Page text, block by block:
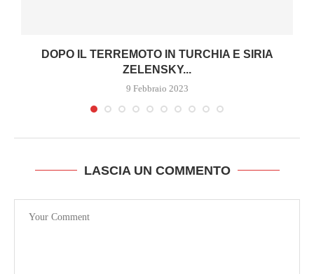
DOPO IL TERREMOTO IN TURCHIA E SIRIA
ZELENSKY...
9 Febbraio 2023
LASCIA UN COMMENTO